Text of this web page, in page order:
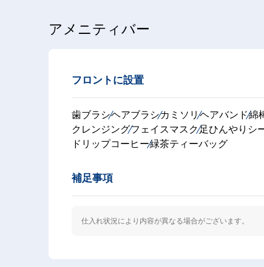
アメニティバー
フロントに設置
歯ブラシヘアブラシカミソリヘアバンド綿
クレンジングフェイスマスク足ひんやりシ
ドリップコーヒー緑茶ティーバッグ
補足事項
仕入れ状況により内容が異なる場合がございます。